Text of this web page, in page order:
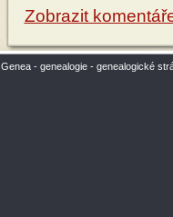
Zobrazit
Genea - genealogie - genealogické